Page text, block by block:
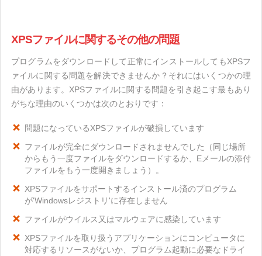
XPSファイルに関するその他の問題
プログラムをダウンロードして正常にインストールしてもXPSフ
ァイルに関する問題を解決できませんか？それにはいくつかの理
由があります。XPSファイルに関する問題を引き起こす最もあり
がちな理由のいくつかは次のとおりです：
問題になっているXPSファイルが破損しています
ファイルが完全にダウンロードされませんでした（同じ場所
からもう一度ファイルをダウンロードするか、Eメールの添付
ファイルをもう一度開きましょう）。
XPSファイルをサポートするインストール済のプログラム
が'Windowsレジストリ'に存在しません
ファイルがウイルス又はマルウェアに感染しています
XPSファイルを取り扱うアプリケーションにコンピュータに
対応するリソースがないか、プログラム起動に必要なドライ